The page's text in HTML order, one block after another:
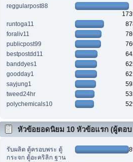
reggularpost88
runtoga11
foraliv11
publicpost99
bestpostdd11
banddyes1
goodday1
sayjung1
tweed24hr
polychemicals10
หัวข้อยอดนิยม 10 หัวข้อแรก (ผู้ตอบ
สูงสุด)
รับผลิต ตู้ครอบพระ ตู้
กระจก ตู้อะคริลิก ฐาน